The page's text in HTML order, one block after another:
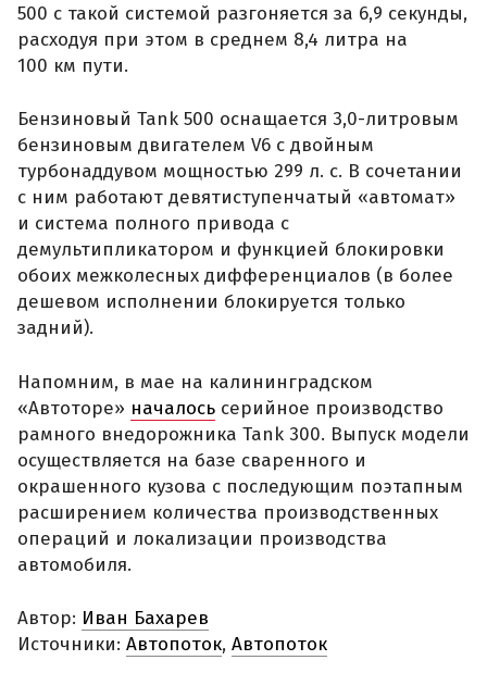
500 с такой системой разгоняется за 6,9 секунды,
расходуя при этом в среднем 8,4 литра на
100 км пути.
Бензиновый Tank 500 оснащается 3,0-литровым
бензиновым двигателем V6 с двойным
турбонаддувом мощностью 299 л. с. В сочетании
с ним работают девятиступенчатый «автомат»
и система полного привода с
демультипликатором и функцией блокировки
обоих межколесных дифференциалов (в более
дешевом исполнении блокируется только
задний).
Напомним, в мае на калининградском
«Автоторе» началось серийное производство
рамного внедорожника Tank 300. Выпуск модели
осуществляется на базе сваренного и
окрашенного кузова с последующим поэтапным
расширением количества производственных
операций и локализации производства
автомобиля.
Автор: Иван Бахарев
Источники: Автопоток, Автопоток